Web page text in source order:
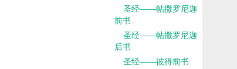
圣经——帖撒罗尼迦
前书
圣经——帖撒罗尼迦
后书
圣经——彼得前书